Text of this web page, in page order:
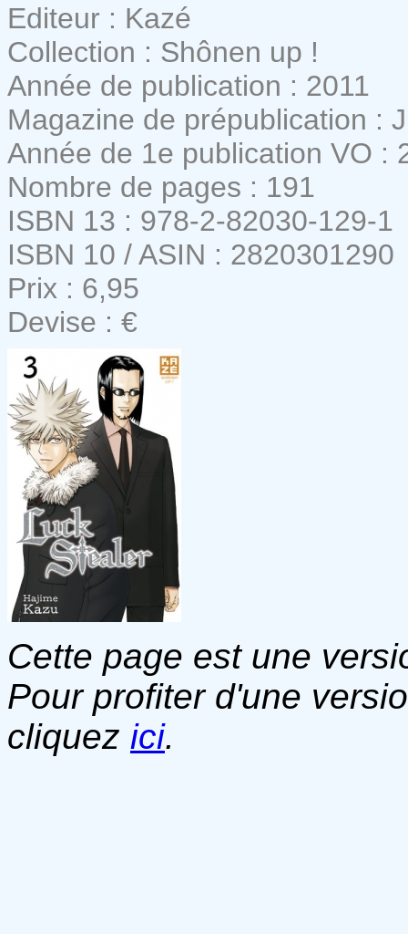
Editeur : Kazé
Collection : Shônen up !
Année de publication : 2011
Magazine de prépublication :
Année de 1e publication VO :
Nombre de pages : 191
ISBN 13 : 978-2-82030-129-1
ISBN 10 / ASIN : 2820301290
Prix : 6,95
Devise : €
Cette page est une
Pour profiter d'une
cliquez ici.